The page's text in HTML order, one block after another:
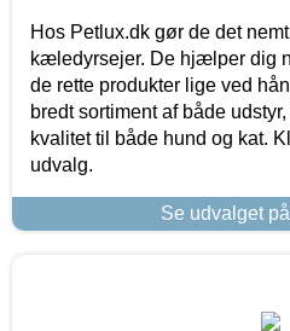
Hos Petlux.dk gør de det
kæledyrsejer. De hjælper dig
de rette produkter lige ved
bredt sortiment af både
kvalitet til både hund og kat.
udvalg.
Se udvalget